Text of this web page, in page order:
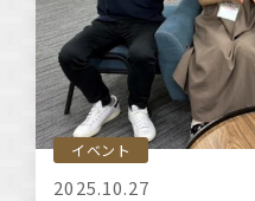
イベント
2025.10.27